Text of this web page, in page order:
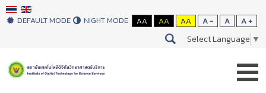
DEFAULT MODE NIGHT MODE AA AA AA A - A A +
Select Language ▼